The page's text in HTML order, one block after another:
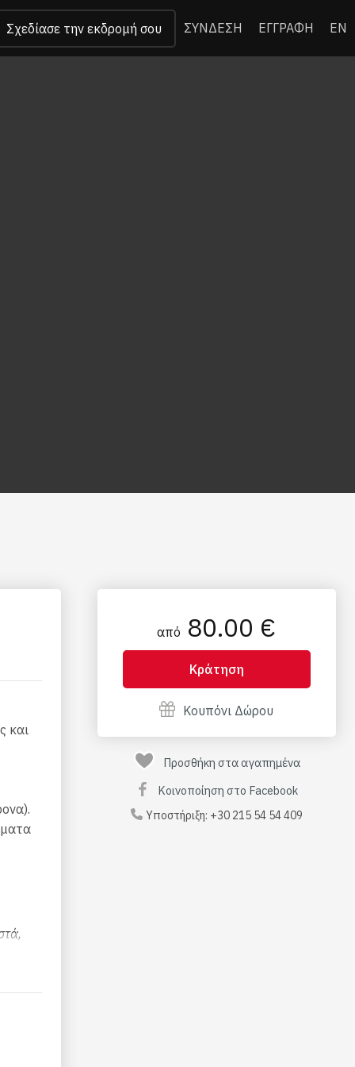
Σχεδίασε την εκδρομή σου ΣΥΝΔΕΣΗ ΕΓΓΡΑΦΗ EN
και
από 80.00 €
Κράτηση
Κουπόνι Δώρου
Προσθήκη στα αγαπημένα
Κοινοποίηση στο Facebook
Υποστήριξη: +30 215 54 54 409